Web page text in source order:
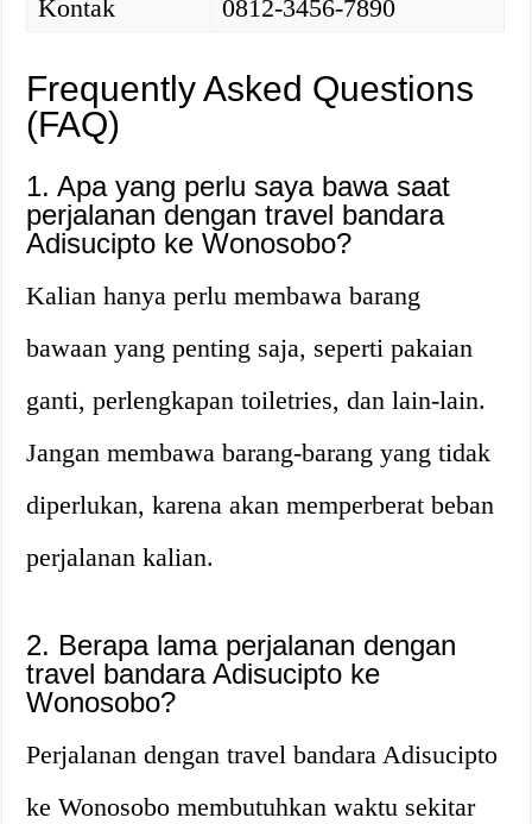
Kontak
0812-3456-7890
Frequently Asked Questions
(FAQ)
1. Apa yang perlu saya bawa saat
perjalanan dengan travel bandara
Adisucipto ke Wonosobo?
Kalian hanya perlu membawa barang
bawaan yang penting saja, seperti pakaian
ganti, perlengkapan toiletries, dan lain-lain.
Jangan membawa barang-barang yang tidak
diperlukan, karena akan memperberat beban
perjalanan kalian.
2. Berapa lama perjalanan dengan
travel bandara Adisucipto ke
Wonosobo?
Perjalanan dengan travel bandara Adisucipto
ke Wonosobo membutuhkan waktu sekitar